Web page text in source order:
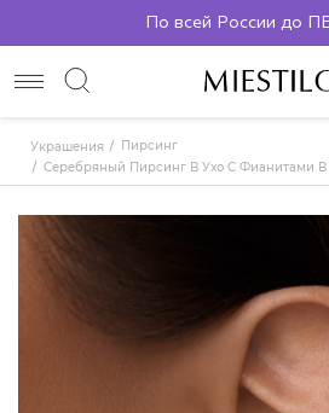
По всей России до
Украшения
Пирсинг
Серебряный Пирсинг В Ухо С Фианитами В